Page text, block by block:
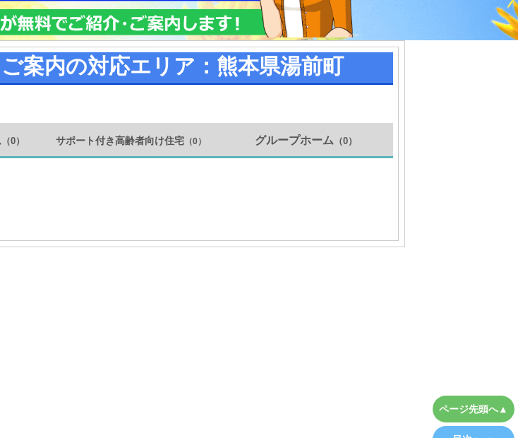
案内の対応エリア：熊本県湯前町
（0） サポート付き高齢者向け住宅 （0） グループホーム（0）
ページ先頭へ▲